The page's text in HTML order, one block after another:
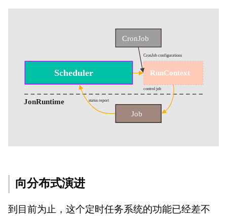
向分布式演进
到目前为止，这个定时任务系统的功能已经差不